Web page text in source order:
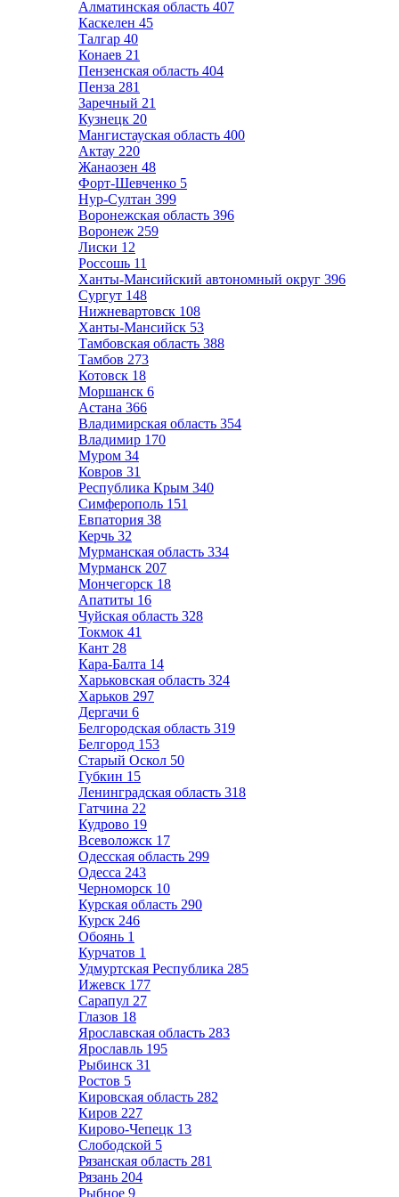
Алматинская область 407
Каскелен 45
Талгар 40
Конаев 21
Пензенская область 404
Пенза 281
Заречный 21
Кузнецк 20
Мангистауская область 400
Актау 220
Жанаозен 48
Форт-Шевченко 5
Нур-Султан 399
Воронежская область 396
Воронеж 259
Лиски 12
Россошь 11
Ханты-Мансийский автономный округ 396
Сургут 148
Нижневартовск 108
Ханты-Мансийск 53
Тамбовская область 388
Тамбов 273
Котовск 18
Моршанск 6
Астана 366
Владимирская область 354
Владимир 170
Муром 34
Ковров 31
Республика Крым 340
Симферополь 151
Евпатория 38
Керчь 32
Мурманская область 334
Мурманск 207
Мончегорск 18
Апатиты 16
Чуйская область 328
Токмок 41
Кант 28
Кара-Балта 14
Харьковская область 324
Харьков 297
Дергачи 6
Белгородская область 319
Белгород 153
Старый Оскол 50
Губкин 15
Ленинградская область 318
Гатчина 22
Кудрово 19
Всеволожск 17
Одесская область 299
Одесса 243
Черноморск 10
Курская область 290
Курск 246
Обоянь 1
Курчатов 1
Удмуртская Республика 285
Ижевск 177
Сарапул 27
Глазов 18
Ярославская область 283
Ярославль 195
Рыбинск 31
Ростов 5
Кировская область 282
Киров 227
Кирово-Чепецк 13
Слободской 5
Рязанская область 281
Рязань 204
Рыбное 9